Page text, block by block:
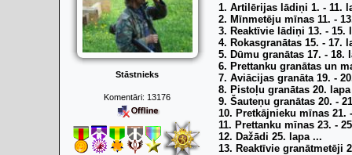
Stāstnieks
Komentāri: 13176
1. Artilērijas lādiņi 1. - 11.
2. Mīnmetēju mīnas 11. -
3. Reaktīvie lādiņi 13. - 15.
4. Rokasgranātas 15. - 17.
5. Dūmu granātas 17. - 18.
6. Prettanku granātas un
7. Aviācijas granāta 19. -
8. Pistoļu granātas 20. lapa
9. Šauteņu granātas 20. -
10. Pretkājnieku mīnas 21.
11. Prettanku mīnas 23. -
12. Dažādi 25. lapa ...
13. Reaktīvie granātmetēji